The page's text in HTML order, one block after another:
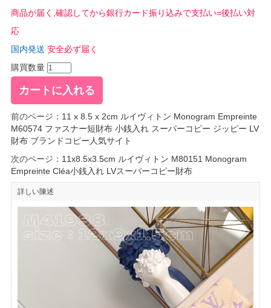
商品が届く,確認してから銀行カード振り込みで支払い=後払い対
応
国内発送 安全必ず届く
購買数量
前のページ： 11 x 8.5 x 2cm ルイヴィトン Monogram Empreinte
M60574 ファスナー短財布 小銭入れ スーパーコピー ジッピー LV
財布 ブランドコピー人気サイト
次のページ： 11x8.5x3.5cm ルイヴィトン M80151 Monogram
Empreinte Cléa小銭入れ LVスーパーコピー財布
詳しい陳述